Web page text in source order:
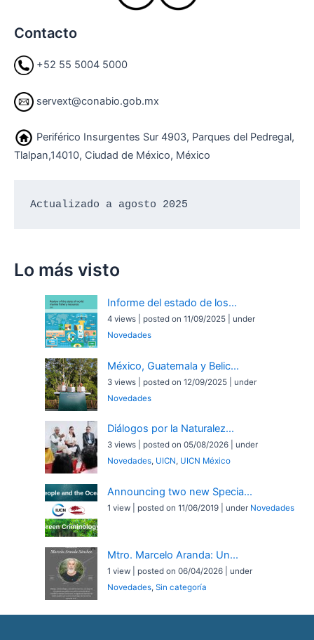
Contacto
+52 55 5004 5000
servext@conabio.gob.mx
Periférico Insurgentes Sur 4903, Parques del Pedregal,
Tlalpan,14010, Ciudad de México, México
Actualizado a agosto 2025
Lo más visto
Informe del estado de los...
4 views posted on 11/09/2025
under
Novedades
México, Guatemala y Belic...
3 views posted on 12/09/2025
under
Novedades
Diálogos por la Naturalez...
3 views posted on 05/08/2026
under
Novedades, UICN, UICN México
Announcing two new Specia...
1 view posted on 11/06/2019 under Novedades
Mtro. Marcelo Aranda: Un...
1 view posted on 06/04/2026
under
Novedades,Sin categoría